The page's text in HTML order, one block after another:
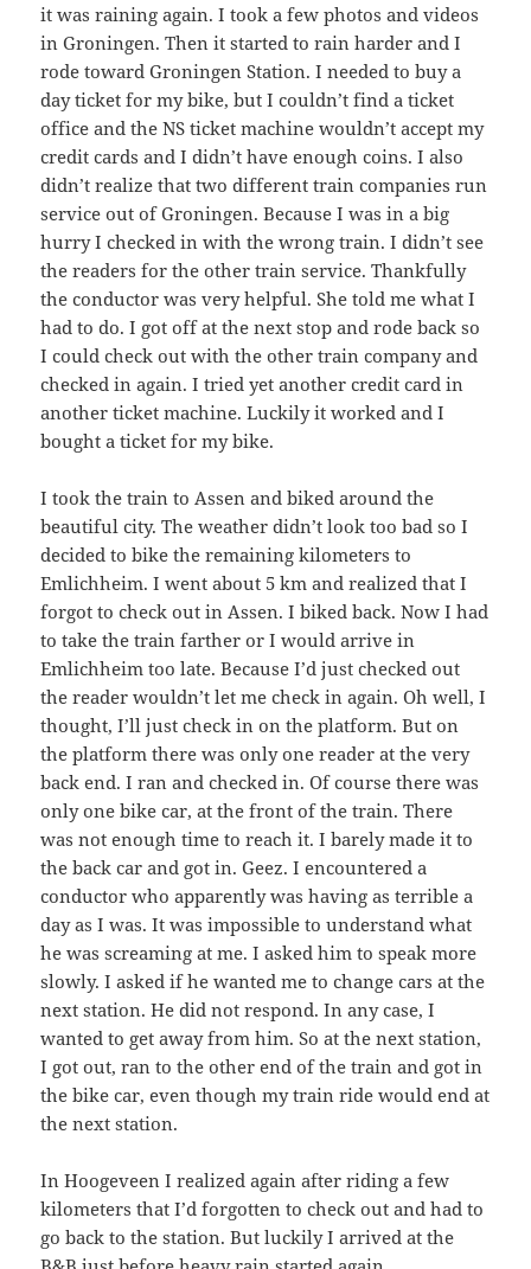
it was raining again. I took a few photos and videos
in Groningen. Then it started to rain harder and I
rode toward Groningen Station. I needed to buy a
day ticket for my bike, but I couldn’t find a ticket
office and the NS ticket machine wouldn’t accept my
credit cards and I didn’t have enough coins. I also
didn’t realize that two different train companies run
service out of Groningen. Because I was in a big
hurry I checked in with the wrong train. I didn’t see
the readers for the other train service. Thankfully
the conductor was very helpful. She told me what I
had to do. I got off at the next stop and rode back so
I could check out with the other train company and
checked in again. I tried yet another credit card in
another ticket machine. Luckily it worked and I
bought a ticket for my bike.
I took the train to Assen and biked around the
beautiful city. The weather didn’t look too bad so I
decided to bike the remaining kilometers to
Emlichheim. I went about 5 km and realized that I
forgot to check out in Assen. I biked back. Now I had
to take the train farther or I would arrive in
Emlichheim too late. Because I’d just checked out
the reader wouldn’t let me check in again. Oh well, I
thought, I’ll just check in on the platform. But on
the platform there was only one reader at the very
back end. I ran and checked in. Of course there was
only one bike car, at the front of the train. There
was not enough time to reach it. I barely made it to
the back car and got in. Geez. I encountered a
conductor who apparently was having as terrible a
day as I was. It was impossible to understand what
he was screaming at me. I asked him to speak more
slowly. I asked if he wanted me to change cars at the
next station. He did not respond. In any case, I
wanted to get away from him. So at the next station,
I got out, ran to the other end of the train and got in
the bike car, even though my train ride would end at
the next station.
In Hoogeveen I realized again after riding a few
kilometers that I’d forgotten to check out and had to
go back to the station. But luckily I arrived at the